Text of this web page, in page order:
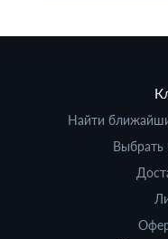
Найти
Выбрать